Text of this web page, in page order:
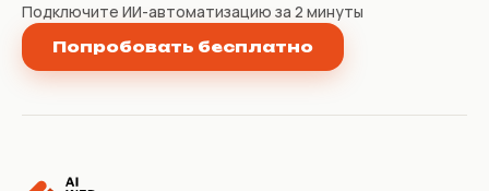
Подключите ИИ-автоматизацию за 2 минуты
Попробовать бесплатно